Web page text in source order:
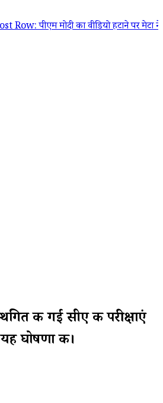
मोदी का वीडियो हटाने पर मेटा ने मांगी
की गई सीए की परीक्षाएं
घोषणा की।